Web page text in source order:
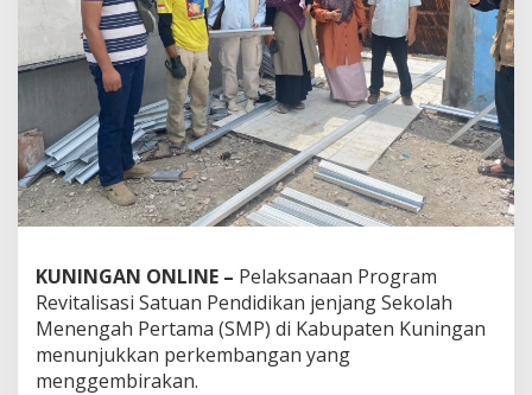
KUNINGAN ONLINE – Pelaksanaan Program
Revitalisasi Satuan Pendidikan jenjang Sekolah
Menengah Pertama (SMP) di Kabupaten Kuningan
menunjukkan perkembangan yang
menggembirakan.